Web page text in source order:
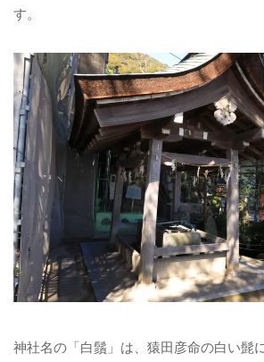
す。
神社名の「白鬚」は、猿田彦命の白い髭